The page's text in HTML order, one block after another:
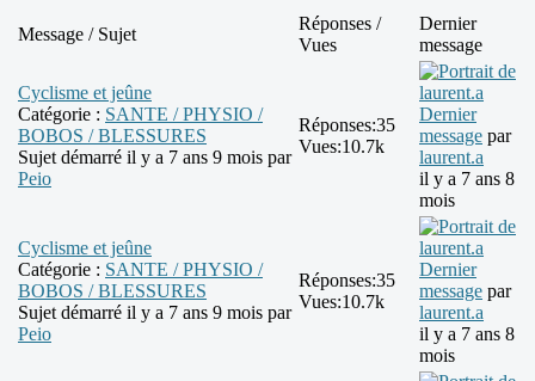
Message / Sujet
Réponses /
Vues
Dernier
message
Cyclisme et jeûne
Catégorie : SANTE / PHYSIO /
BOBOS / BLESSURES
Sujet démarré il y a 7 ans 9 mois par
Peio
Réponses:35
Vues:10.7k
Dernier
message par
laurent.a
il y a 7 ans 8
mois
Cyclisme et jeûne
Catégorie : SANTE / PHYSIO /
BOBOS / BLESSURES
Sujet démarré il y a 7 ans 9 mois par
Peio
Réponses:35
Vues:10.7k
Dernier
message par
laurent.a
il y a 7 ans 8
mois